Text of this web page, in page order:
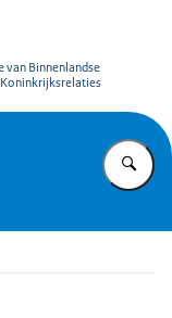
van Binnenlandse
Koninkrijksrelaties